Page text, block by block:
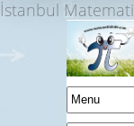
İstanbul